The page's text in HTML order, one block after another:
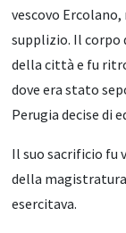
vescovo
supplizio. Il
della città e fu
dove era stato
Perugia decise di
Il suo sacrificio fu
della
esercitava.